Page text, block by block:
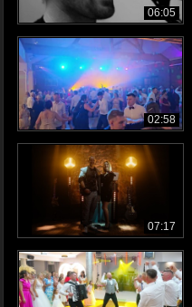
06:05
02:58
07:17